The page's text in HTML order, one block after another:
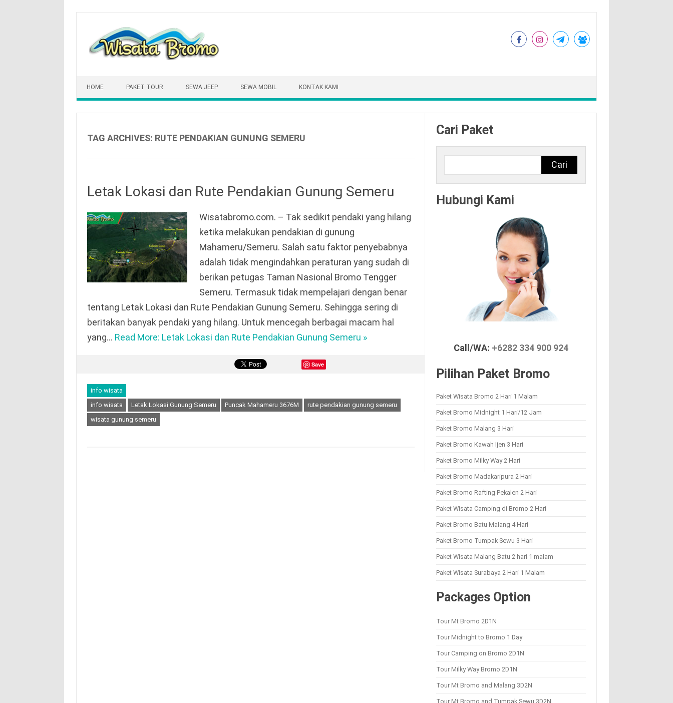
content
HOME PAKET TOUR SEWA JEEP SEWA MOBIL KONTAK KAMI
TAG ARCHIVES: RUTE PENDAKIAN GUNUNG SEMERU
Letak Lokasi dan Rute Pendakian Gunung Semeru
Wisatabromo.com. – Tak sedikit pendaki yang hilang
ketika melakukan pendakian di gunung
Mahameru/Semeru. Salah satu faktor penyebabnya
adalah tidak mengindahkan peraturan yang sudah di
berikan petugas Taman Nasional Bromo Tengger
Semeru. Termasuk tidak mempelajari dengan benar
tentang Letak Lokasi dan Rute Pendakian Gunung Semeru. Sehingga sering di
beritakan banyak pendaki yang hilang. Untuk mencegah berbagai macam hal
yang… Read More: Letak Lokasi dan Rute Pendakian Gunung Semeru »
Save
info wisata
info wisata
Letak Lokasi Gunung Semeru Puncak Mahameru 3676M
rute pendakian gunung semeru
wisata gunung semeru
Cari Paket
Cari
Hubungi Kami
Call/WA: +6282 334 900 924
Pilihan Paket Bromo
Paket Wisata Bromo 2 Hari 1 Malam
Paket Bromo Midnight 1 Hari/12 Jam
Paket Bromo Malang 3 Hari
Paket Bromo Kawah Ijen 3 Hari
Paket Bromo Milky Way 2 Hari
Paket Bromo Madakaripura 2 Hari
Paket Bromo Rafting Pekalen 2 Hari
Paket Wisata Camping di Bromo 2 Hari
Paket Bromo Batu Malang 4 Hari
Paket Bromo Tumpak Sewu 3 Hari
Paket Wisata Malang Batu 2 hari 1 malam
Paket Wisata Surabaya 2 Hari 1 Malam
Packages Option
Tour Mt Bromo 2D1N
Tour Midnight to Bromo 1 Day
Tour Camping on Bromo 2D1N
Tour Milky Way Bromo 2D1N
Tour Mt Bromo and Malang 3D2N
Tour Mt Bromo and Tumpak Sewu 3D2N